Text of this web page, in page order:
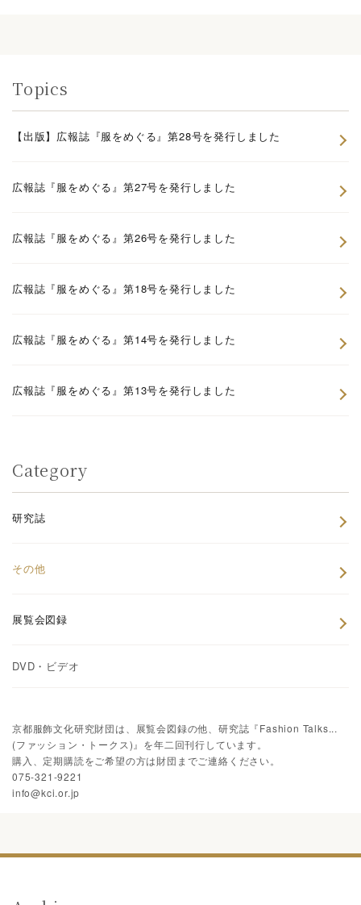
Topics
【出版】広報誌『服をめぐる』第28号を発行しました
広報誌『服をめぐる』第27号を発行しました
広報誌『服をめぐる』第26号を発行しました
広報誌『服をめぐる』第18号を発行しました
広報誌『服をめぐる』第14号を発行しました
広報誌『服をめぐる』第13号を発行しました
Category
研究誌
その他
展覧会図録
DVD・ビデオ
京都服飾文化研究財団は、展覧会図録の他、研究誌『Fashion Talks...
(ファッション・トークス)』を年二回刊行しています。
購入、定期購読をご希望の方は財団までご連絡ください。
075-321-9221
info@kci.or.jp